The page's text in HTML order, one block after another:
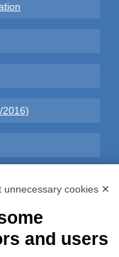
2016)
unnecessary cookies ✕
and users